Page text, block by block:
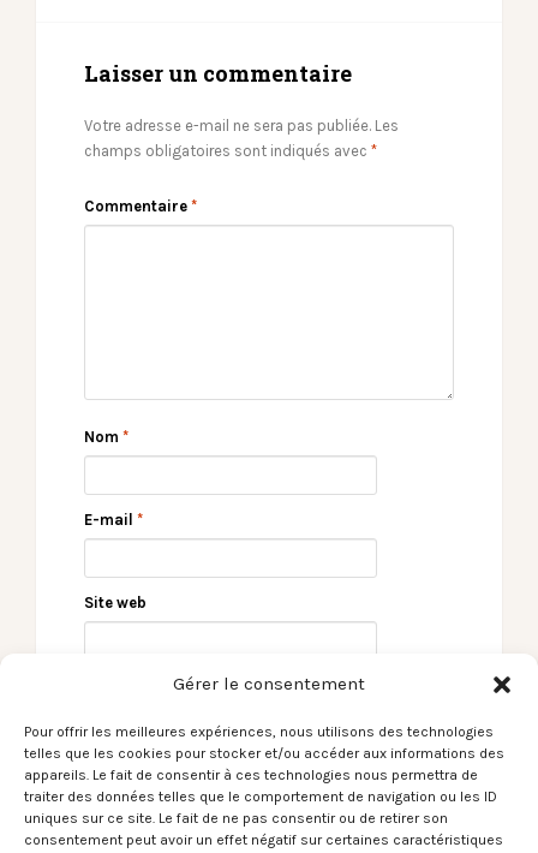
Gérer le consentement
Pour offrir les meilleures expériences, nous utilisons des technologies
telles que les cookies pour stocker et/ou accéder aux informations des
appareils. Le fait de consentir à ces technologies nous permettra de
traiter des données telles que le comportement de navigation ou les ID
uniques sur ce site. Le fait de ne pas consentir ou de retirer son
consentement peut avoir un effet négatif sur certaines caractéristiques
Laisser un commentaire
Votre adresse e-mail ne sera pas publiée. Les
champs obligatoires sont indiqués avec *
Commentaire *
Nom *
E-mail *
Site web
[Le Son du moment]
← [Le Son du moment]